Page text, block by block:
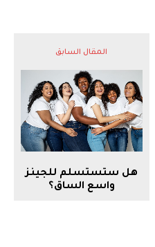
المقال السابق
هل ستستسلم للجينز
واسع الساق؟